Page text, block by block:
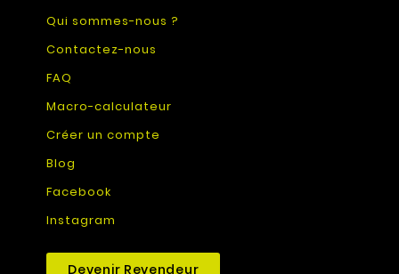
Qui sommes-nous ?
Contactez-nous
FAQ
Macro-calculateur
Créer un compte
Blog
Facebook
Instagram
Devenir Revendeur